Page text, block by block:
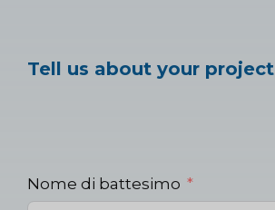
Tell us about your project
Nome di battesimo